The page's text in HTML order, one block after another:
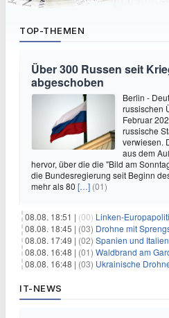
TOP-THEMEN
Über 300 Russen seit
abgeschoben
Berlin -
russischen
Februar
russische
verwiesen.
aus dem
hervor, über die die "Bild am
die Bundesregierung seit Beginn
mehr als 80 […] (01)
08.08. 18:51 | (00) Linken-Europapolitiker
08.08. 18:45 | (03) Drohne mit
08.08. 17:49 | (02) Spanien und Italien
08.08. 16:48 | (01) Waldbrand am
08.08. 16:48 | (03) Ukrainische Drohne
IT-NEWS